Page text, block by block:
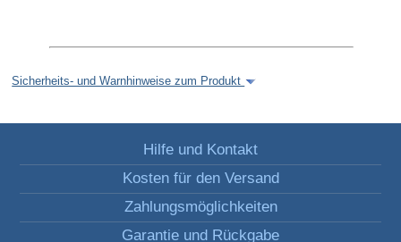
Sicherheits- und Warnhinweise zum Produkt
Hilfe und Kontakt
Kosten für den Versand
Zahlungsmöglichkeiten
Garantie und Rückgabe